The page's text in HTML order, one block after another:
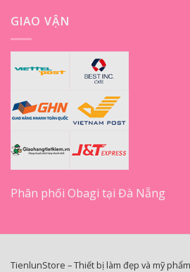
GIAO VẬN
Phân phối Obagi tại Đà Nẵng
TienlunStore – Thiết bị làm đẹp và mỹ